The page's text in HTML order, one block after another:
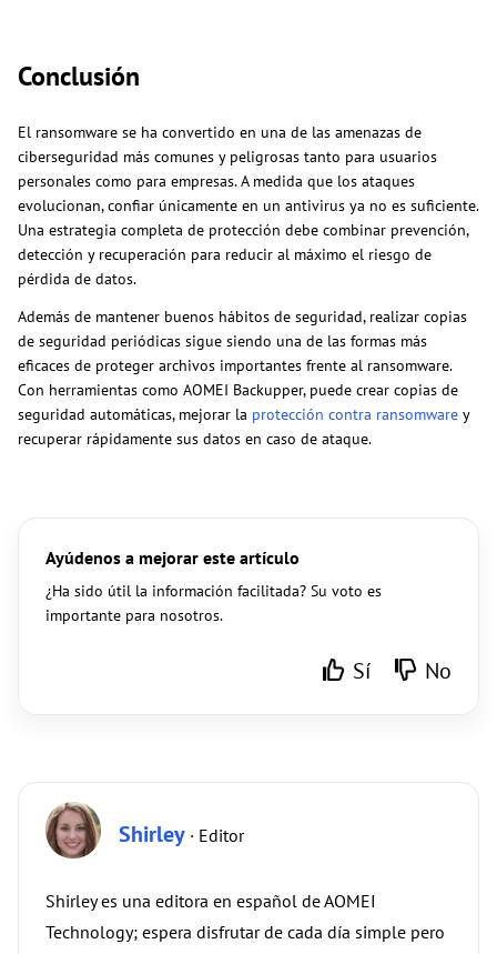
Conclusión
El ransomware se ha convertido en una de las amenazas de
ciberseguridad más comunes y peligrosas tanto para usuarios
personales como para empresas. A medida que los ataques
evolucionan, confiar únicamente en un antivirus ya no es suficiente.
Una estrategia completa de protección debe combinar prevención,
detección y recuperación para reducir al máximo el riesgo de
pérdida de datos.
Además de mantener buenos hábitos de seguridad, realizar copias
de seguridad periódicas sigue siendo una de las formas más
eficaces de proteger archivos importantes frente al ransomware.
Con herramientas como AOMEI Backupper, puede crear copias de
seguridad automáticas, mejorar la protección contra ransomware y
recuperar rápidamente sus datos en caso de ataque.
Ayúdenos a mejorar este artículo
¿Ha sido útil la información facilitada? Su voto es
importante para nosotros.
Sí No
Shirley · Editor
Shirley es una editora en español de AOMEI
Technology; espera disfrutar de cada día simple pero